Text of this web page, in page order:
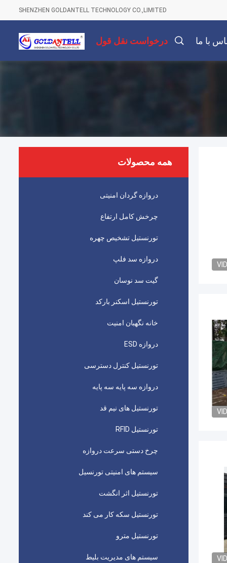
SHENZHEN GOLDANTELL TECHNOLOGY CO.,LIMITED
با ما درخواست نقل قول
همه محصولات
دروازه گردان امنیتی
چرخش کامل ارتفاع
تورنستیل تشخیص چهره
دروازه سد فلپ
گیت سد نوسان
تورنستیل اسکنر بارکد
خانه نگهبان امنیت
دروازه ESD
تورنستیل کنترل دسترسی
دروازه سه پایه سه پایه
تورنستیل های نیم قد
تورنستیل RFID
چرخ دستی سرعت دروازه
سیستم های امنیتی تورنسیل
تورنستیل اثر انگشت
تورنستیل سکه کار می کند
تورنستیل مترو
سیستم های مدیریت بلیط